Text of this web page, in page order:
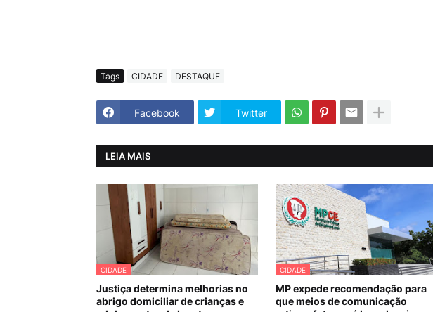
Tags CIDADE DESTAQUE
Facebook Twitter
LEIA MAIS
CIDADE
Justiça determina melhorias no
abrigo domiciliar de crianças e
CIDADE
MP expede recomendação para
que meios de comunicação